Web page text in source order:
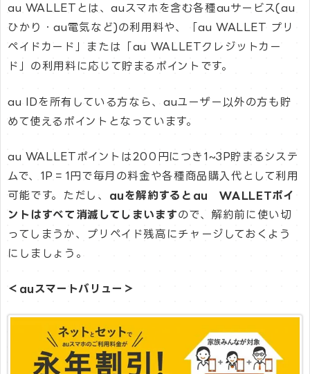
au WALLETとは、auスマホを含む各種auサービス(au
ひかり・au電気など)の利用料や、「au WALLET プリ
ペイドカード」または「au WALLETクレジットカー
ド」の利用料に応じて貯まるポイントです。
au IDを所有している方なら、auユーザー以外の方も貯
めて使えるポイントとなっています。
au WALLETポイントは200円につき1~3P貯まるシステ
ムで、1P＝1円で毎月の料金や各種商品購入代として利用
可能です。ただし、 auを解約するとau WALLETポイ
ントはすべて消滅してしまいますので、解約前に使い切
ってしまうか、プリペイド残高にチャージしておくよう
にしましょう。
＜auスマートバリュー＞